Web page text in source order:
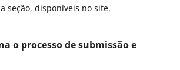
seção, disponíveis no site.
o processo de submissão e